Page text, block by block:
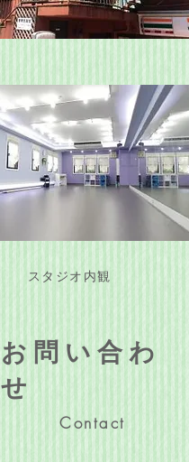
スタジオ内観
お問い合わ
せ
Contact